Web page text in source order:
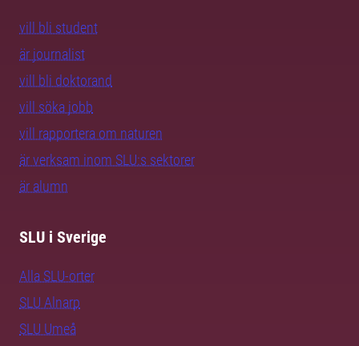
vill bli student
är journalist
vill bli doktorand
vill söka jobb
vill rapportera om naturen
är verksam inom SLU:s sektorer
är alumn
SLU i Sverige
Alla SLU-orter
SLU Alnarp
SLU Umeå